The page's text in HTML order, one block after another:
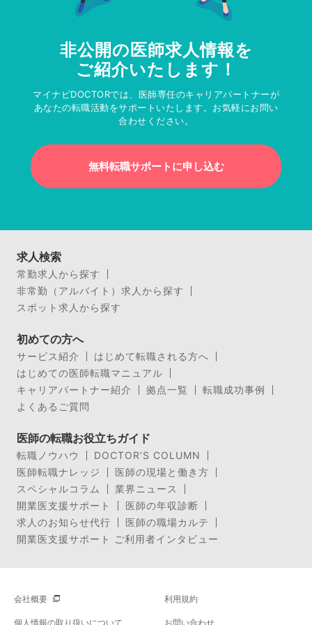
非公開の医師求人情報を
ご紹介いたします！
マイナビDOCTORでは、医師専任のキャリアパートナーが
あなたの転職活動をサポートいたします。お気軽にお問い
合わせください。
無料転職サポートに申し込む
求人検索
常勤求人から探す
非常勤（アルバイト）求人から探す
スポット求人から探す
初めての方へ
サービス紹介
はじめて転職される方へ
はじめての医師転職マニュアル
キャリアパートナー紹介
拠点一覧
転職成功事例
よくあるご質問
医師の転職お役立ちガイド
転職ノウハウ
DOCTOR’S COLUMN
医師転職ナレッジ
医師の現場と働き方
スペシャルコラム
業界ニュース
開業医支援サポート
医師の年収診断
求人のお知らせ代行
医師の職場カルテ
開業医支援サポート ご利用者インタビュー
会社概要 利用規約
個人情報の取り扱いについて お問い合わせ